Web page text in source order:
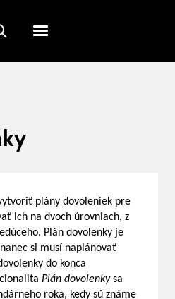
Humanet
plány dovoleniek pre
ich na dvoch úrovniach, z
Plán dovolenky je
si musí naplánovať
do konca
Plán dovolenkysa
roka, kedy sú známe